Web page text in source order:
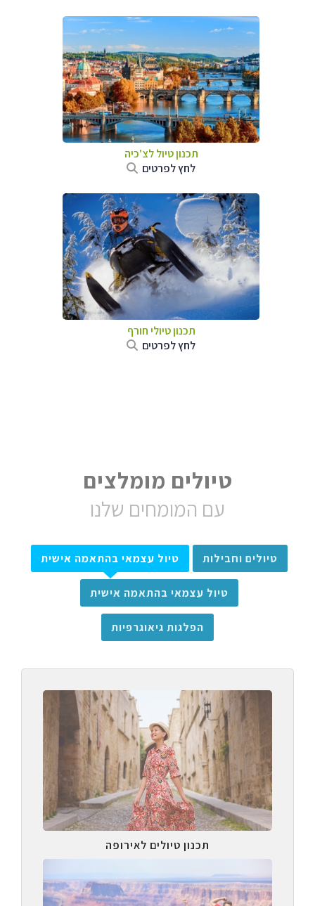
תכנון טיול לצ'כיה
לחץ לפרטים
תכנון טיולי חורף
לחץ לפרטים
טיולים מומלצים
עם המומחים שלנו
טיולים וחבילות טיול עצמאי בהתאמה אישית
טיול עצמאי בהתאמה אישית
הפלגות גיאוגרפיות
תכנון טיולים לאירופה